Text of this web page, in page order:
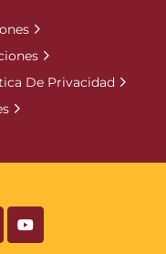
youtube
De Privacidad